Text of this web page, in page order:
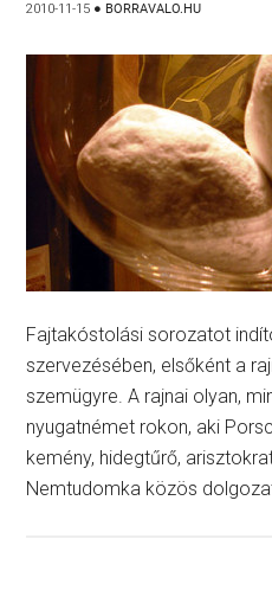
2010-11-15 ● BORRAVALO.HU
Fajtakóstolási sorozatot
szervezésében, elsőként a
szemügyre. A rajnai olyan,
nyugatnémet rokon, aki
kemény, hidegtűrő,
Nemtudomka közös